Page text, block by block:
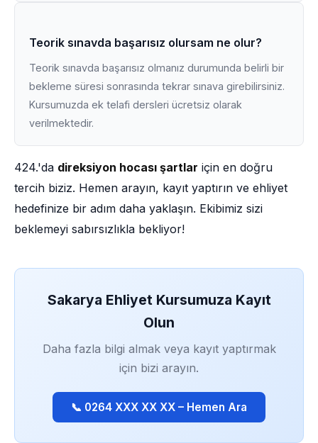
Teorik sınavda başarısız olursam ne olur?
Teorik sınavda başarısız olmanız durumunda belirli bir
bekleme süresi sonrasında tekrar sınava girebilirsiniz.
Kursumuzda ek telafi dersleri ücretsiz olarak
verilmektedir.
424.'da direksiyon hocası şartlar için en doğru
tercih biziz. Hemen arayın, kayıt yaptırın ve ehliyet
hedefinize bir adım daha yaklaşın. Ekibimiz sizi
beklemeyi sabırsızlıkla bekliyor!
Sakarya Ehliyet Kursumuza Kayıt
Olun
Daha fazla bilgi almak veya kayıt yaptırmak
için bizi arayın.
📞 0264 XXX XX XX – Hemen Ara